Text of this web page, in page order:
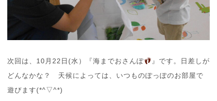
次回は、10月22日(水）『海までおさんぽ
』です。日差しが
どんなかな？ 天候によっては、いつものぽっぽのお部屋で
遊びます(*^▽^*)